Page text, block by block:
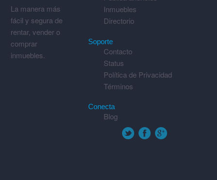
La manera más
fácil y segura de
rentar, vender o
comprar
inmuebles.
Inmuebles
Directorio
Soporte
Contacto
Status
Política de Privacidad
Términos
Conecta
Blog